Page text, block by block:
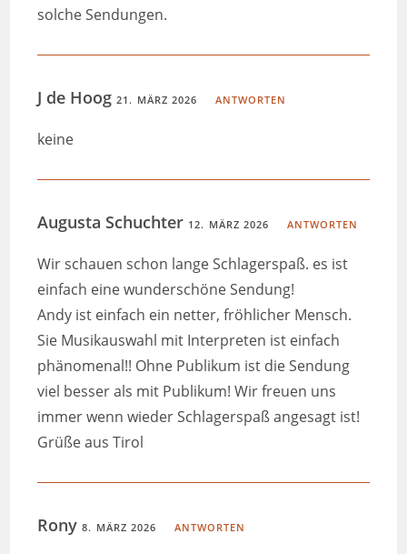
solche Sendungen.
J de Hoog21. MÄRZ 2026 ANTWORTEN
keine
Augusta Schuchter 12. MÄRZ 2026 ANTWORTEN
Wir schauen schon lange Schlagerspaß. es ist
einfach eine wunderschöne Sendung!
Andy ist einfach ein netter, fröhlicher Mensch.
Sie Musikauswahl mit Interpreten ist einfach
phänomenal!! Ohne Publikum ist die Sendung
viel besser als mit Publikum! Wir freuen uns
immer wenn wieder Schlagerspaß angesagt ist!
Grüße aus Tirol
Rony8. MÄRZ 2026 ANTWORTEN